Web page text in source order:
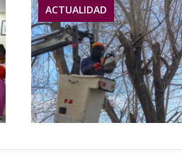
ACTUALIDAD